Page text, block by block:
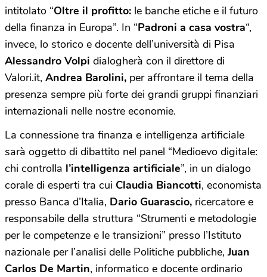
intitolato “Oltre il profitto: le banche etiche e il futuro
della finanza in Europa”. In “Padroni a casa vostra“,
invece, lo storico e docente dell’università di Pisa
Alessandro Volpi dialogherà con il direttore di
Valori.it, Andrea Barolini, per affrontare il tema della
presenza sempre più forte dei grandi gruppi finanziari
internazionali nelle nostre economie.
La connessione tra finanza e intelligenza artificiale
sarà oggetto di dibattito nel panel “Medioevo digitale:
chi controlla l’intelligenza artificiale”, in un dialogo
corale di esperti tra cui Claudia Biancotti, economista
presso Banca d’Italia, Dario Guarascio, ricercatore e
responsabile della struttura “Strumenti e metodologie
per le competenze e le transizioni” presso l’Istituto
nazionale per l’analisi delle Politiche pubbliche,Juan
Carlos De Martin, informatico e docente ordinario